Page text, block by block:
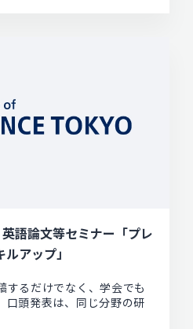
語論文等セミナー「プレ
アップ」
するだけでなく、学会でも
口頭発表は、同じ分野の研